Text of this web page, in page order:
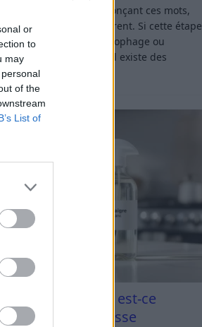
or
to
may
of the
List of
linge : rien qu’en prononçant ces mots,
d’entre nous soupirent. Si cette étape
vous semble chronophage ou
rassurez-vous : il existe des
simples
blanc et four est-ce
contre la graisse